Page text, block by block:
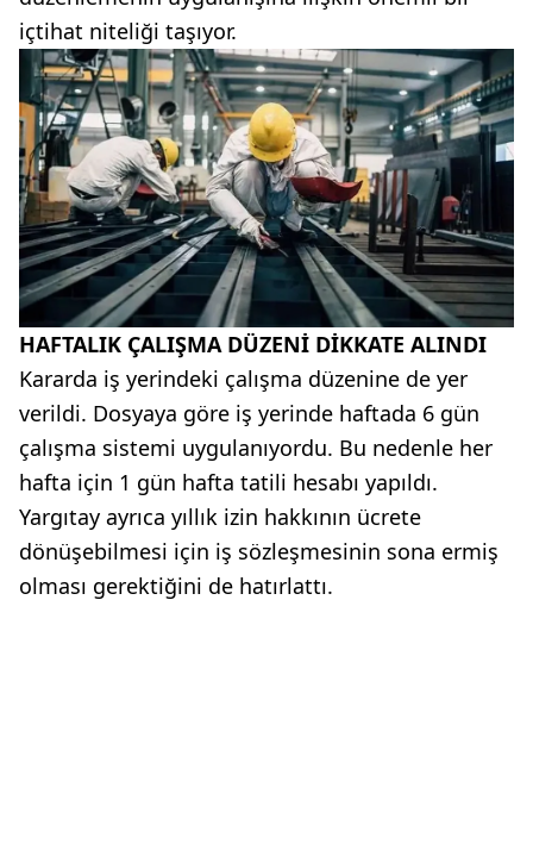
içtihat niteliği taşıyor.
HAFTALIK ÇALIŞMA DÜZENİ DİKKATE ALINDI
Kararda iş yerindeki çalışma düzenine de yer
verildi. Dosyaya göre iş yerinde haftada 6 gün
çalışma sistemi uygulanıyordu. Bu nedenle her
hafta için 1 gün hafta tatili hesabı yapıldı.
Yargıtay ayrıca yıllık izin hakkının ücrete
dönüşebilmesi için iş sözleşmesinin sona ermiş
olması gerektiğini de hatırlattı.